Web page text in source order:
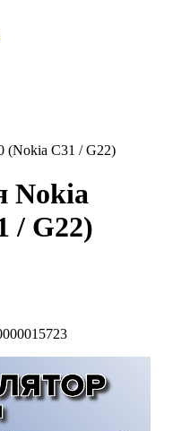
(Nokia C31 / G22)
Nokia
/ G22)